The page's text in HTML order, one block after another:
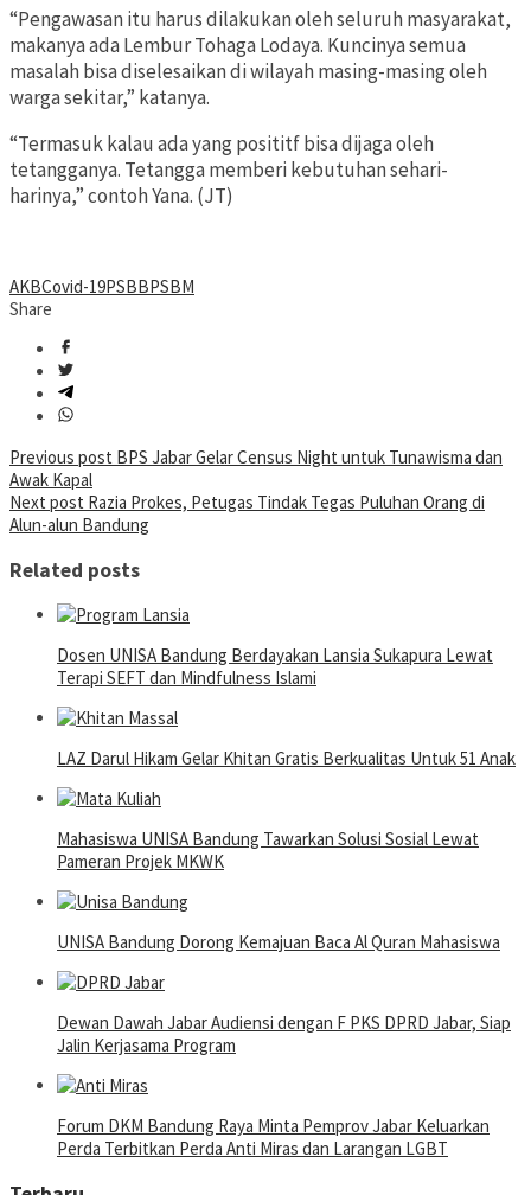
“Pengawasan itu harus dilakukan oleh seluruh masyarakat,
makanya ada Lembur Tohaga Lodaya. Kuncinya semua
masalah bisa diselesaikan di wilayah masing-masing oleh
warga sekitar,” katanya.
“Termasuk kalau ada yang posititf bisa dijaga oleh
tetangganya. Tetangga memberi kebutuhan sehari-
harinya,” contoh Yana. (JT)
AKBCovid-19PSBBPSBM
Share
Post
navigation
Previous post BPS Jabar Gelar Census Night untuk Tunawisma dan
Awak Kapal
Next post Razia Prokes, Petugas Tindak Tegas Puluhan Orang di
Alun-alun Bandung
Related posts
Dosen UNISA Bandung Berdayakan Lansia Sukapura Lewat
Terapi SEFT dan Mindfulness Islami
LAZ Darul Hikam Gelar Khitan Gratis Berkualitas Untuk 51 Anak
Mahasiswa UNISA Bandung Tawarkan Solusi Sosial Lewat
Pameran Projek MKWK
UNISA Bandung Dorong Kemajuan Baca Al Quran Mahasiswa
Dewan Dawah Jabar Audiensi dengan F PKS DPRD Jabar, Siap
Jalin Kerjasama Program
Forum DKM Bandung Raya Minta Pemprov Jabar Keluarkan
Perda Terbitkan Perda Anti Miras dan Larangan LGBT